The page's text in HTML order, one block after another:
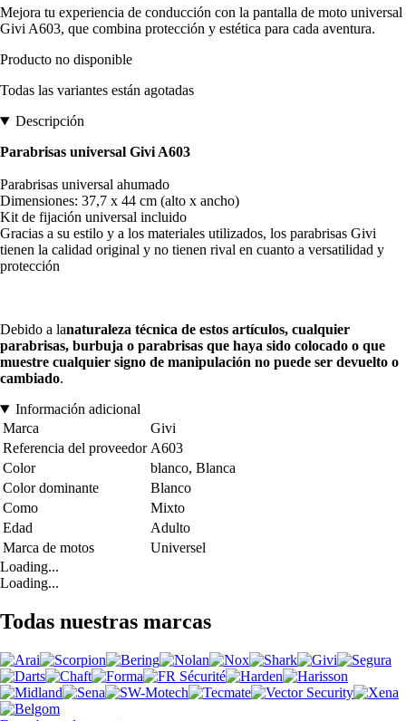
Mejora tu experiencia de conducción con la pantalla de moto universal
Givi A603, que combina protección y estética para cada aventura.
Producto no disponible
Todas las variantes están agotadas
Descripción
Parabrisas universal Givi A603
Parabrisas universal ahumado
Dimensiones: 37,7 x 44 cm (alto x ancho)
Kit de fijación universal incluido
Gracias a su estilo y a los materiales utilizados, los parabrisas Givi
tienen la calidad original y no tienen rival en cuanto a versatilidad y
protección
Debido a lanaturaleza técnica de estos artículos, cualquier
parabrisas, burbuja o parabrisas que haya sido colocado o que
muestre cualquier signo de manipulación no puede ser devuelto o
cambiado.
Información adicional
Marca
Givi
Referencia del proveedor A603
Color
blanco, Blanca
Color dominante
Blanco
Como
Mixto
Edad
Adulto
Marca de motos
Universel
Loading...
Loading...
Todas nuestras marcas